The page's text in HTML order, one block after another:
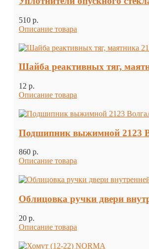
510 p.
Описание товара
Шайба реактивных тяг,
12 p.
Описание товара
Подшипник выжимной 2123
860 p.
Описание товара
Облицовка ручки двери
20 p.
Описание товара